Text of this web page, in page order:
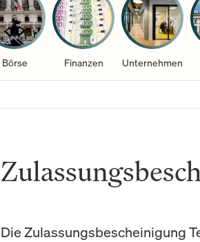
Börse Finanzen Unternehmen
Die Zulassungsbescheinigung